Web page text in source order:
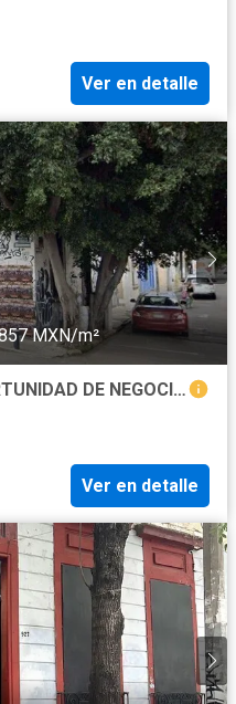
Ver en detalle
MXN/m²
CASA PARA INVERTIR OPORTUNIDAD DE NEGOCIO "FLIPPING"
Ver en detalle